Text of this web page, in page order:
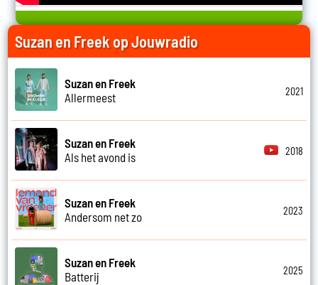
Suzan en Freek op Jouwradio
Suzan en Freek
Allermeest
2021
Suzan en Freek
Als het avond is
2018
Suzan en Freek
Andersom net zo
2023
Suzan en Freek
Batterij
2025